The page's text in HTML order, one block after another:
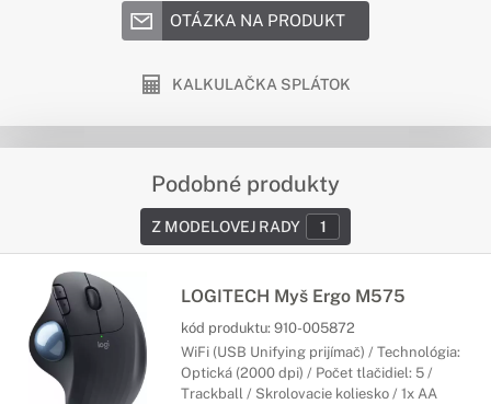
OTÁZKA NA PRODUKT
KALKULAČKA SPLÁTOK
Podobné produkty
Z MODELOVEJ RADY 1
LOGITECH Myš Ergo M575
kód produktu: 910-005872
WiFi (USB Unifying prijímač) / Technológia:
Optická (2000 dpi) / Počet tlačidiel: 5 /
Trackball / Skrolovacie koliesko / 1x AA